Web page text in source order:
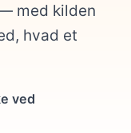
med kilden
hvad et
ved